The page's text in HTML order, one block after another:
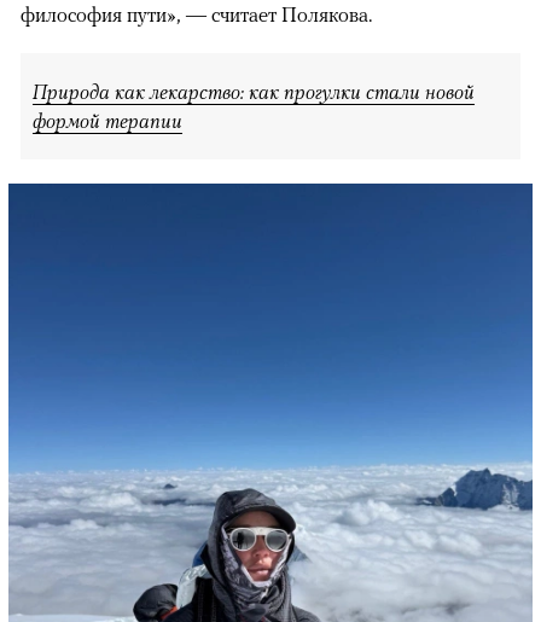
философия пути», — считает Полякова.
Природа как лекарство: как прогулки стали новой
формой терапии